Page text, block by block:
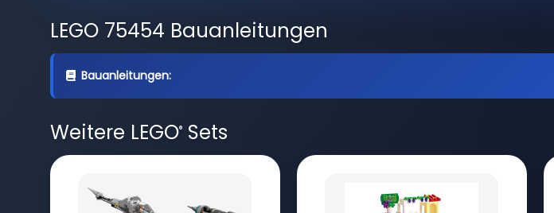
LEGO 75454 Bauanleitungen
Bauanleitungen:
Weitere LEGO®Sets